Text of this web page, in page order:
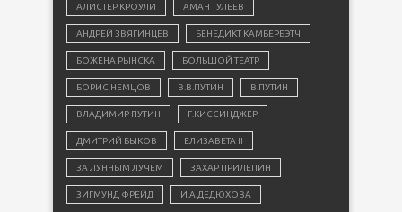
АЛИСТЕР КРОУЛИ АМАН ТУЛЕЕВ
АНДРЕЙ ЗВЯГИНЦЕВ БЕНЕДИКТ КАМБЕРБЭТЧ
БОЖЕНА РЫНСКА БОЛЬШОЙ ТЕАТР
БОРИС НЕМЦОВ В.В.ПУТИН В.ПУТИН
ВЛАДИМИР ПУТИН Г.КИССИНДЖЕР
ДМИТРИЙ БЫКОВ ЕЛИЗАВЕТА II
ЗА ЛУННЫМ ЛУЧЕМ ЗАХАР ПРИЛЕПИН
ЗИГМУНД ФРЕЙД И.А.ДЕДЮХОВА